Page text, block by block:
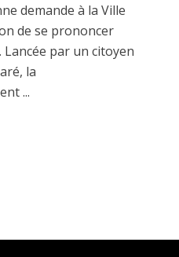
demande à la Ville
de se prononcer
par un citoyen
la
...